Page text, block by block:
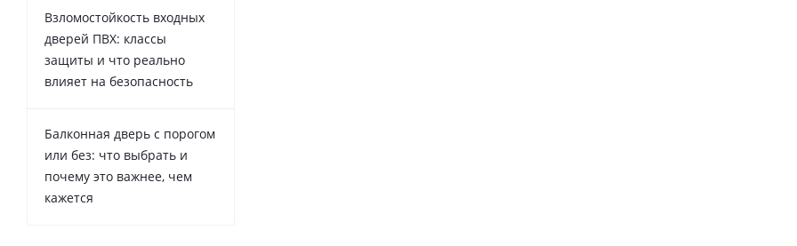
Взломостойкость входных
дверей ПВХ: классы
защиты и что реально
влияет на безопасность
Балконная дверь с порогом
или без: что выбрать и
почему это важнее, чем
кажется